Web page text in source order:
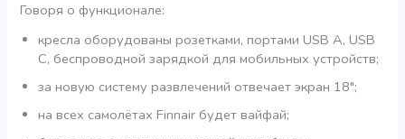
Говоря о функционале:
кресла оборудованы розетками, портами USB A, USB
C, беспроводной зарядкой для мобильных устройств;
за новую систему развлечений отвечает экран 18″;
на всех самолётах Finnair будет вайфай;